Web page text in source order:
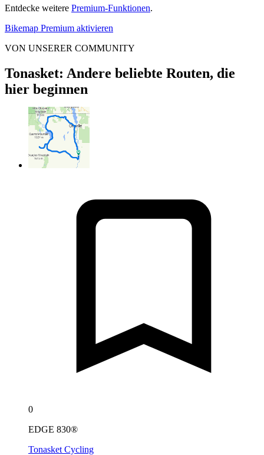
Entdecke weitere Premium-Funktionen.
Bikemap Premium aktivieren
VON UNSERER COMMUNITY
Tonasket: Andere beliebte Routen, die
hier beginnen
0
EDGE 830®
Tonasket Cycling